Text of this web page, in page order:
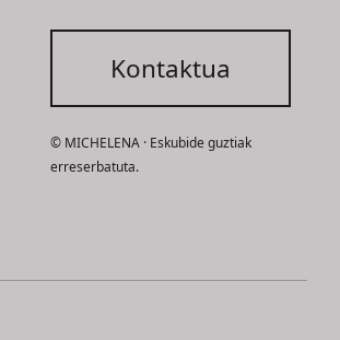
Kontaktua
© MICHELENA · Eskubide guztiak
erreserbatuta.